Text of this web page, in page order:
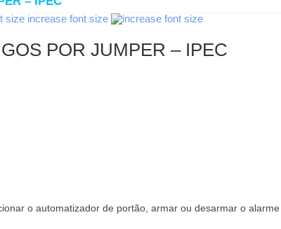
increase font size
POR JUMPER – IPEC
o automatizador de portão, armar ou desarmar o